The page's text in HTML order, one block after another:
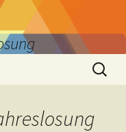
Suchen
nach: